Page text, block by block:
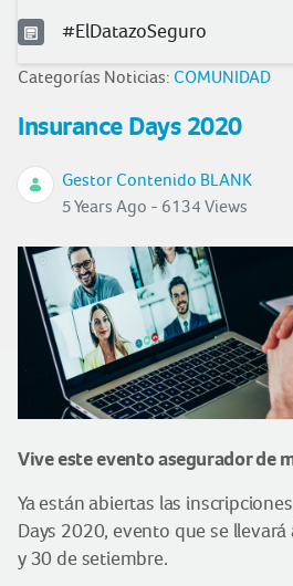
#ElDatazoSeguro
Categorías Noticias: COMUNIDAD
Insurance Days 2020
Gestor Contenido BLANK
5 Years Ago - 6134 Views
Vive este evento asegurador de
Ya están abiertas las
Days 2020, evento que se llevará
y 30 de setiembre.